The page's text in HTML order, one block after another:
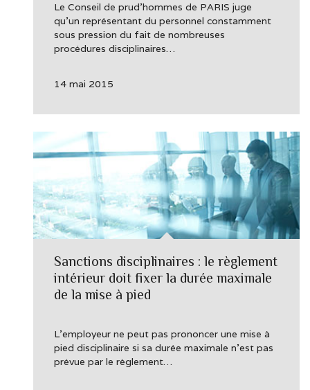
Le Conseil de prud’hommes de PARIS juge
qu’un représentant du personnel constamment
sous pression du fait de nombreuses
procédures disciplinaires…
14 mai 2015
Sanctions disciplinaires : le règlement
intérieur doit fixer la durée maximale
de la mise à pied
L’employeur ne peut pas prononcer une mise à
pied disciplinaire si sa durée maximale n’est pas
prévue par le règlement…